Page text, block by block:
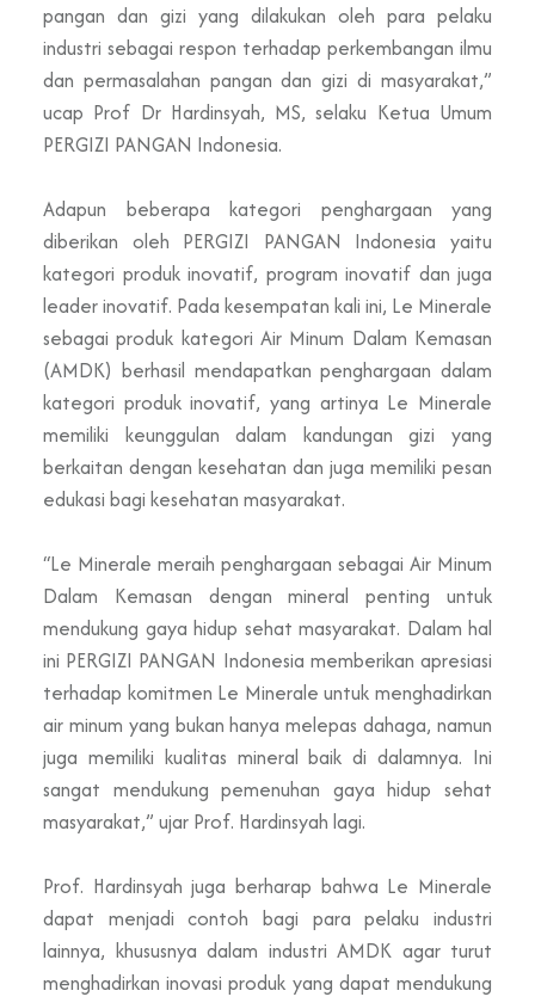
pangan dan gizi yang dilakukan oleh para pelaku
industri sebagai respon terhadap perkembangan ilmu
dan permasalahan pangan dan gizi di masyarakat,”
ucap Prof Dr Hardinsyah, MS, selaku Ketua Umum
PERGIZI PANGAN Indonesia.
Adapun beberapa kategori penghargaan yang
diberikan oleh PERGIZI PANGAN Indonesia yaitu
kategori produk inovatif, program inovatif dan juga
leader inovatif. Pada kesempatan kali ini, Le Minerale
sebagai produk kategori Air Minum Dalam Kemasan
(AMDK) berhasil mendapatkan penghargaan dalam
kategori produk inovatif, yang artinya Le Minerale
memiliki keunggulan dalam kandungan gizi yang
berkaitan dengan kesehatan dan juga memiliki pesan
edukasi bagi kesehatan masyarakat.
“Le Minerale meraih penghargaan sebagai Air Minum
Dalam Kemasan dengan mineral penting untuk
mendukung gaya hidup sehat masyarakat. Dalam hal
ini PERGIZI PANGAN Indonesia memberikan apresiasi
terhadap komitmen Le Minerale untuk menghadirkan
air minum yang bukan hanya melepas dahaga, namun
juga memiliki kualitas mineral baik di dalamnya. Ini
sangat mendukung pemenuhan gaya hidup sehat
masyarakat,” ujar Prof. Hardinsyah lagi.
Prof. Hardinsyah juga berharap bahwa Le Minerale
dapat menjadi contoh bagi para pelaku industri
lainnya, khususnya dalam industri AMDK agar turut
menghadirkan inovasi produk yang dapat mendukung